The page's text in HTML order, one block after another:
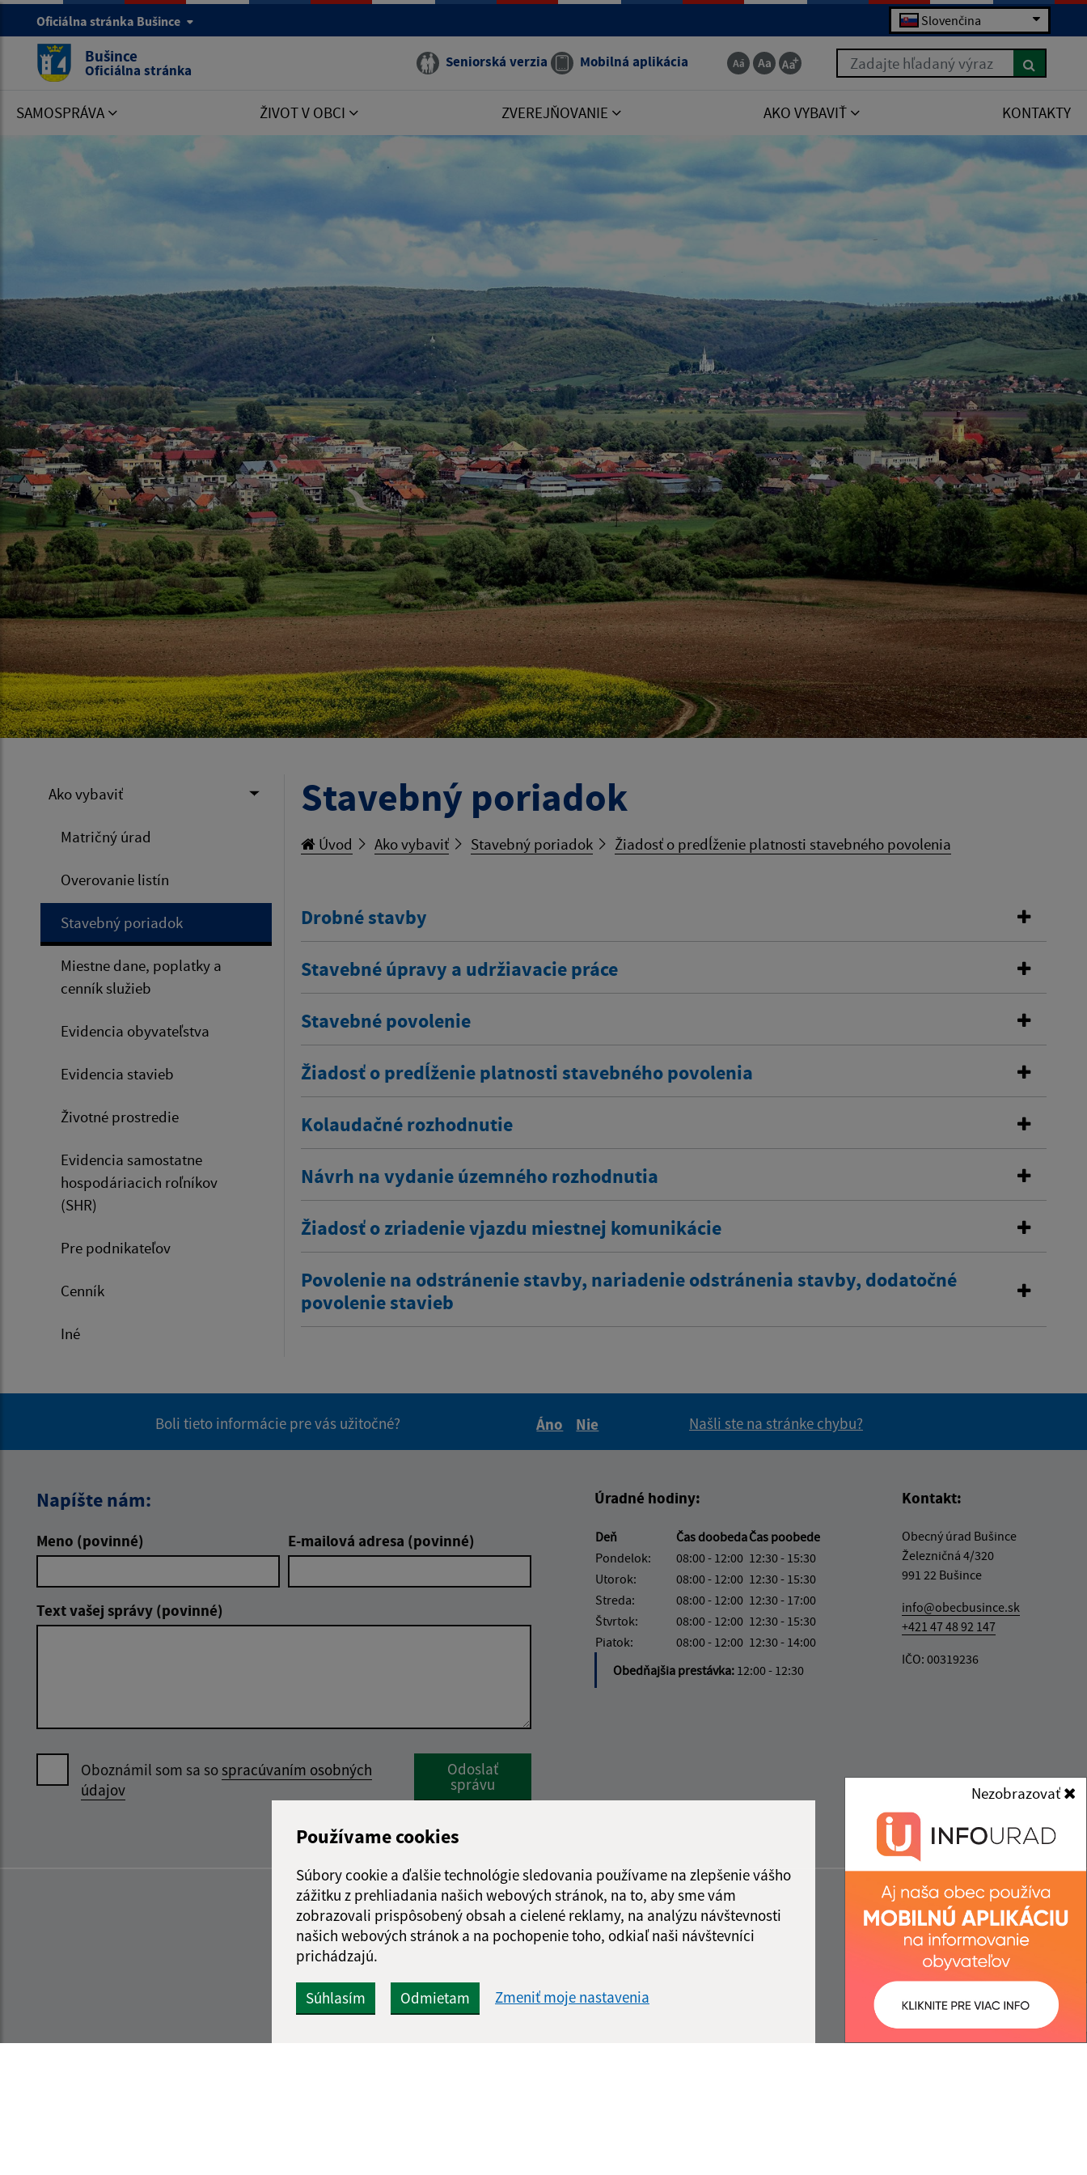
Používame cookies
Súbory cookie a ďalšie technológie sledovania používame na zlepšenie vášho
zážitku z prehliadania našich webových stránok, na to, aby sme vám
zobrazovali prispôsobený obsah a cielené reklamy, na analýzu návštevnosti
našich webových stránok a na pochopenie toho, odkiaľ naši návštevníci
prichádzajú.
Súhlasím Odmietam Zmeniť moje nastavenia
Nezobrazovať
Oficiálna stránka Bušince Slovenčina
Bušince
Oficiálna stránka Seniorská verzia Mobilná aplikácia Zadajte hľadaný výraz
SAMOSPRÁVA ŽIVOT V OBCI ZVEREJŇOVANIE AKO VYBAVIŤ KONTAKTY
Ako vybaviť
Matričný úrad
Overovanie listín
Stavebný poriadok
Miestne dane, poplatky a
cenník služieb
Evidencia obyvateľstva
Evidencia stavieb
Životné prostredie
Evidencia samostatne
hospodáriacich roľníkov
(SHR)
Pre podnikateľov
Cenník
Iné
Stavebný poriadok
Úvod Ako vybaviť Stavebný poriadok Žiadosť o predĺženie platnosti stavebného povolenia
Drobné stavby
Stavebné úpravy a udržiavacie práce
Stavebné povolenie
Žiadosť o predĺženie platnosti stavebného povolenia
Kolaudačné rozhodnutie
Návrh na vydanie územného rozhodnutia
Žiadosť o zriadenie vjazdu miestnej komunikácie
Povolenie na odstránenie stavby, nariadenie odstránenia stavby, dodatočné
povolenie stavieb
Boli tieto informácie pre vás užitočné?
Áno
Nie
Našli ste na stránke chybu?
Napíšte nám:
Meno (povinné) E-mailová adresa (povinné)
Text vašej správy (povinné)
Oboznámil som sa sospracúvaním osobných
údajov
Google reCaptcha Response
Odoslať
správu
Úradné hodiny:
Deň Čas doobedaČas poobede
Pondelok:
08:00 - 12:00 12:30 - 15:30
Utorok:
08:00 - 12:00 12:30 - 15:30
Streda:
08:00 - 12:00 12:30 - 17:00
Štvrtok:
08:00 - 12:00 12:30 - 15:30
Piatok:
08:00 - 12:00 12:30 - 14:00
Obedňajšia prestávka: 12:00 - 12:30
Kontakt:
Obecný úrad Bušince
Železničná 4/320
991 22 Bušince
info@obecbusince.sk
+421 47 48 92 147
IČO: 00319236